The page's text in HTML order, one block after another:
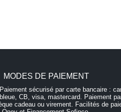
MODES DE PAIEMENT